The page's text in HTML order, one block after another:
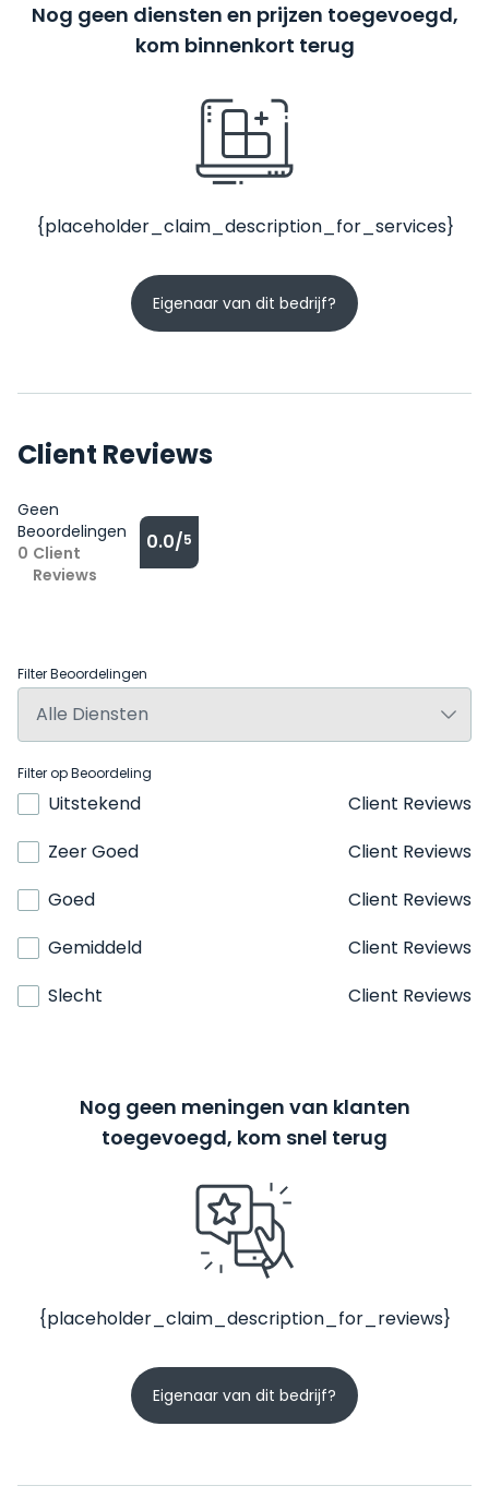
Nog geen diensten en prijzen toegevoegd,
kom binnenkort terug
{placeholder_claim_description_for_services}
Eigenaar van dit bedrijf?
Client Reviews
Geen
Beoordelingen
0 Client
Reviews
0.0/5
Filter Beoordelingen
Filter op Beoordeling
Uitstekend
Client Reviews
Zeer Goed
Client Reviews
Goed
Client Reviews
Gemiddeld
Client Reviews
Slecht
Client Reviews
Nog geen meningen van klanten
toegevoegd, kom snel terug
{placeholder_claim_description_for_reviews}
Eigenaar van dit bedrijf?